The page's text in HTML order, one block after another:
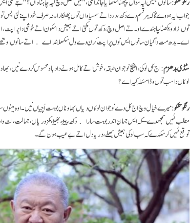
جواب ایہ ہووے گا کہ ہر قسم دے دکھ، درد اتےسمسیاواں توں چھٹکارا۔ نہ صرف خود اپنے لئی
توں ازاد ویکھنا چاہندے او۔ تے اصل وچ، دکھ توں مکتی اتے ہمیش دا سکون اتے خوشی دا
اے۔ بدھ مت دا گیان سانوں ایس نوں پراپت کرن دے ول سکھلاندا اے اتے سانوں اوتھے
سٹڈی بدھزم: اج کل لوکی، اچیچ نوجوان طبقہ، خوش اتے کامل ہونے دا دباو محسوس کردے
لوکاں دا سب توں وڈا مسٔلہ کیہ اے؟
رنگو تلکو: میرے خیال وچ اج کل دے نوجوان لوکاں دیاں بھاوناں بوہت اُچیاں نیں۔اوہ مینوں
مطلب نئیں سمجھدے – کہ ایس جہان اندر بوہت سارا دکھ، پِیڑ، بھَیڑ، کمزوریاں، جہالت، ات واد
توقع نئیں کر سکدے کہ سب لوکی ہمیش بھلے، دریا دل اتے بےعیب ہون گے۔